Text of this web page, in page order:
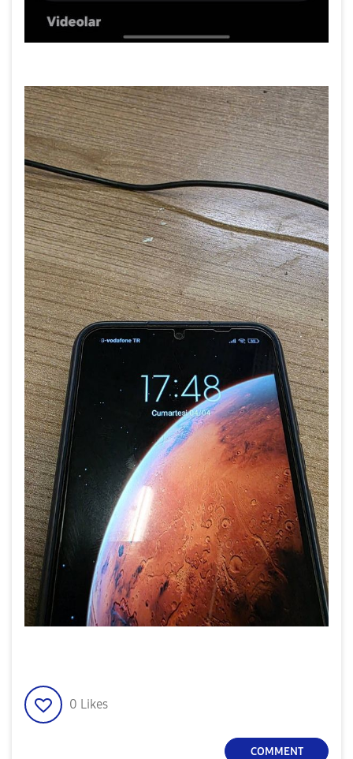
0 Likes
COMMENT